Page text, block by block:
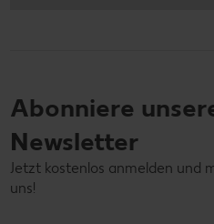
Abonniere
Newsletter
Jetzt kostenlos anmelden und
uns!